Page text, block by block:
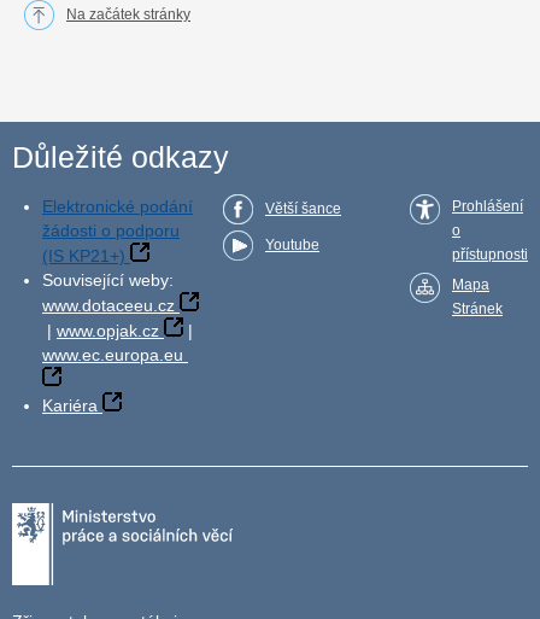
Na začátek stránky
Důležité odkazy
Elektronické podání
žádosti o podporu
(IS KP21+)
Související weby:
www.dotaceeu.cz
| www.opjak.cz
|
www.ec.europa.eu
Kariéra
Větší šance
Youtube
Prohlášení
o
přístupnosti
Mapa
Stránek